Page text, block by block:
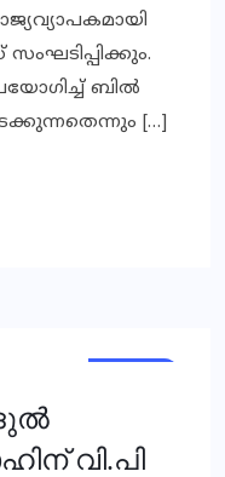
ബില്‍
[…]
വി.പി